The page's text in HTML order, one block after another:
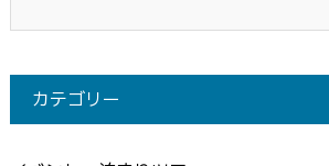
カテゴリー